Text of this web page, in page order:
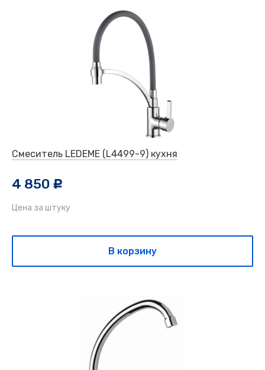
Смеситель LEDEME (L4499-9) кухня
4 850 c
Цена за штуку
В корзину